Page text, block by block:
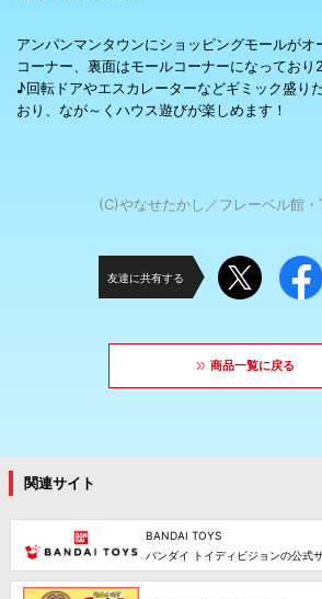
アンパンマンタウンにショッピングモールがオ
コーナー、裏面はモールコーナーになってお
♪回転ドアやエスカレーターなどギミック盛り
おり、なが～くハウス遊びが楽しめます！
(C)やなせたかし／フレーベル館
友達に共有する
商品一覧に戻る
関連サイト
BANDAI TOYS
バンダイ トイディビジョンの公式